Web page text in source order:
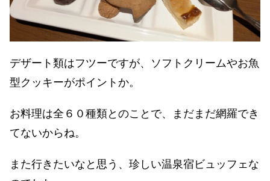
デザート類はフツーですが、ソフトクリームやお魚
型クッキーがポイントか。
お料理は全６０種類とのことで、まだまだ網羅でき
てないからね。
また行きたいなと思う、珍しい温泉宿ビュッフェな